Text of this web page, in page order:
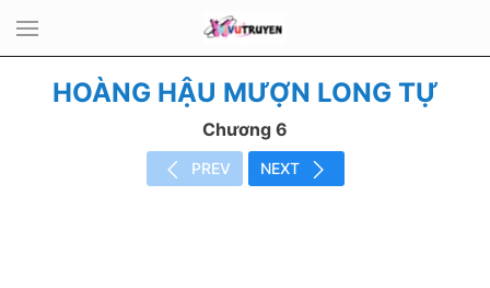
HOÀNG HẬU MƯỢN LONG TỰ
Chương 6
PREV NEXT